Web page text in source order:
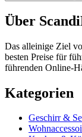
Über
Das alleinige Ziel
besten Preise für
führenden Online-
Kategorien
Geschirr &